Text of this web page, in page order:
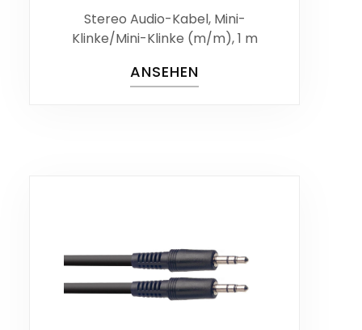
Stereo Audio-Kabel, Mini-
Klinke/Mini-Klinke (m/m), 1 m
ANSEHEN